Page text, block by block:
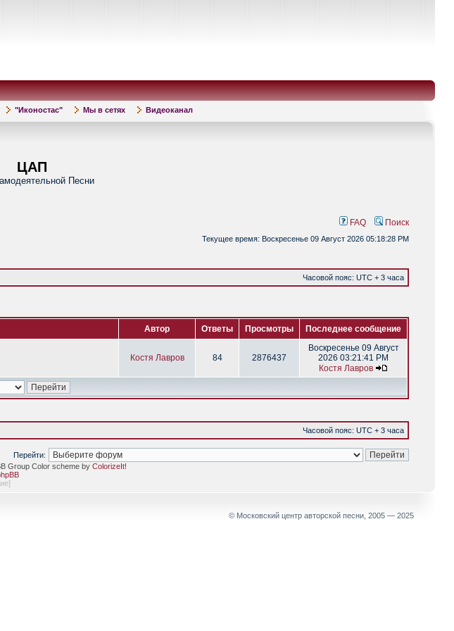
"Иконостас" Мы в сетях Видеоканал
ЦАП
Песни
FAQ Поиск
Текущее время: Воскресенье 09 Август 2026 05:18:28 PM
Часовой пояс: UTC + 3 часа
Автор Ответы Просмотры Последнее сообщение
Костя Лавров 84 2876437
Воскресенье 09 Август
2026 03:21:41 PM
Костя Лавров
Часовой пояс: UTC + 3 часа
Перейти:
Group Color scheme by ColorizeIt!
]
© Московский центр авторской песни, 2005 — 2025